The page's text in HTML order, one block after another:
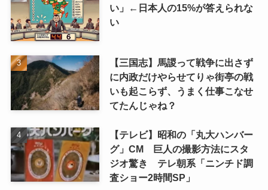
い」←日本人の15%が答えられな
い
【三国志】馬謖って戦争に出さず
に内政だけやらせてりゃ街亭の戦
いも起こらず、うまく仕事こなせ
てたんじゃね？
【テレビ】昭和の「丸大ハンバー
グ」CM 巨人の撮影方法にスタ
ジオ驚き テレ朝系「ニンチド調
査ショー2時間SP」